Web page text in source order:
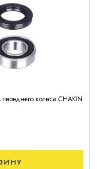
колеса CHAKIN